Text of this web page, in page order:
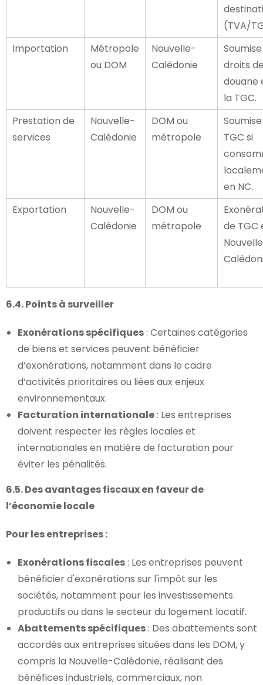
(TVA/
Importation
Métropole
ou DOM
Nouvelle-
Calédonie
droits
douane
la TGC.
Prestation de
services
Nouvelle-
Calédonie
DOM ou
métropole
TGC si
en NC.
Exportation
Nouvelle-
Calédonie
DOM ou
métropole
de TGC
6.4. Points à surveiller
Exonérations spécifiques: Certaines catégories
de biens et services peuvent bénéficier
d’exonérations, notamment dans le cadre
d’activités prioritaires ou liées aux enjeux
environnementaux.
Facturation internationale: Les entreprises
doivent respecter les règles locales et
internationales en matière de facturation pour
éviter les pénalités.
6.5. Des avantages fiscaux en faveur de
l’économie locale
Pour les entreprises :
Exonérations fiscales: Les entreprises peuvent
bénéficier d'exonérations sur l'impôt sur les
sociétés, notamment pour les investissements
productifs ou dans le secteur du logement locatif.
Abattements spécifiques: Des abattements sont
accordés aux entreprises situées dans les DOM, y
compris la Nouvelle-Calédonie, réalisant des
bénéfices industriels, commerciaux, non